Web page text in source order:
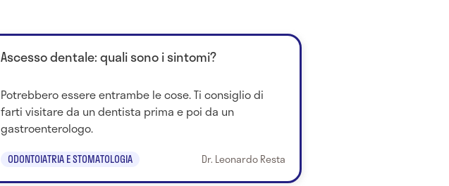
Ascesso dentale: quali sono i sintomi?
Potrebbero essere entrambe le cose. Ti consiglio di
farti visitare da un dentista prima e poi da un
gastroenterologo.
ODONTOIATRIA E STOMATOLOGIA Dr. Leonardo Resta